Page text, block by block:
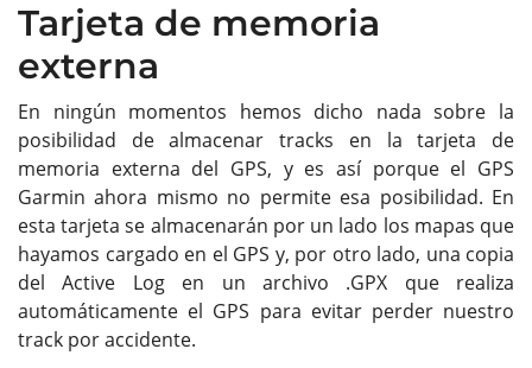
Tarjeta de memoria
externa
En ningún momentos hemos dicho nada sobre la
posibilidad de almacenar tracks en la tarjeta de
memoria externa del GPS, y es así porque el GPS
Garmin ahora mismo no permite esa posibilidad. En
esta tarjeta se almacenarán por un lado los mapas que
hayamos cargado en el GPS y, por otro lado, una copia
del Active Log en un archivo .GPX que realiza
automáticamente el GPS para evitar perder nuestro
track por accidente.